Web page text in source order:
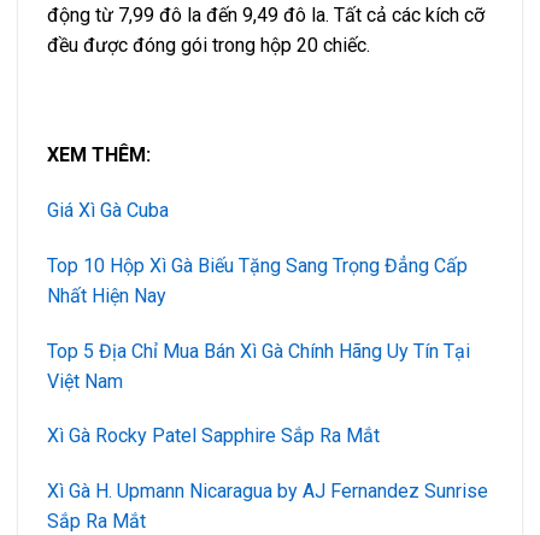
động từ 7,99 đô la đến 9,49 đô la. Tất cả các kích cỡ
đều được đóng gói trong hộp 20 chiếc.
XEM THÊM:
Giá Xì Gà Cuba
Top 10 Hộp Xì Gà Biếu Tặng Sang Trọng Đẳng Cấp
Nhất Hiện Nay
Top 5 Địa Chỉ Mua Bán Xì Gà Chính Hãng Uy Tín Tại
Việt Nam
Xì Gà Rocky Patel Sapphire Sắp Ra Mắt
Xì Gà H. Upmann Nicaragua by AJ Fernandez Sunrise
Sắp Ra Mắt